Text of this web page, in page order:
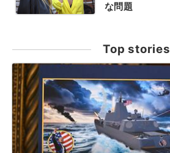
な問題
Top stories